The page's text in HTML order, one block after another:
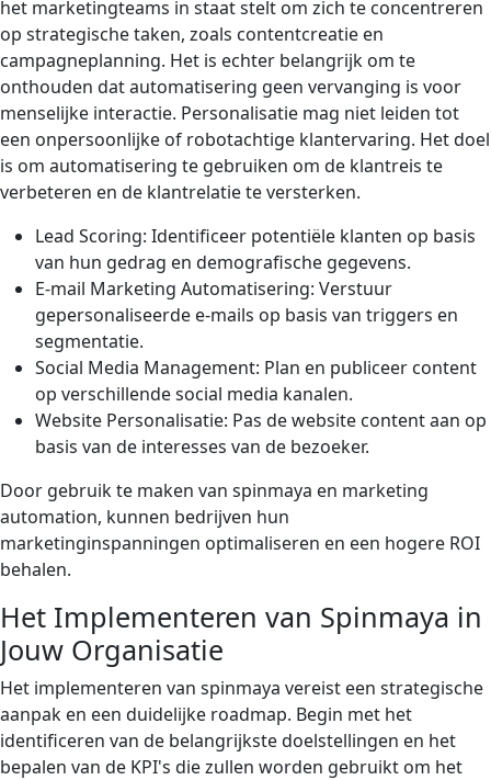
het marketingteams in staat stelt om zich te concentreren
op strategische taken, zoals contentcreatie en
campagneplanning. Het is echter belangrijk om te
onthouden dat automatisering geen vervanging is voor
menselijke interactie. Personalisatie mag niet leiden tot
een onpersoonlijke of robotachtige klantervaring. Het doel
is om automatisering te gebruiken om de klantreis te
verbeteren en de klantrelatie te versterken.
Lead Scoring: Identificeer potentiële klanten op basis
van hun gedrag en demografische gegevens.
E-mail Marketing Automatisering: Verstuur
gepersonaliseerde e-mails op basis van triggers en
segmentatie.
Social Media Management: Plan en publiceer content
op verschillende social media kanalen.
Website Personalisatie: Pas de website content aan op
basis van de interesses van de bezoeker.
Door gebruik te maken van spinmaya en marketing
automation, kunnen bedrijven hun
marketinginspanningen optimaliseren en een hogere ROI
behalen.
Het Implementeren van Spinmaya in
Jouw Organisatie
Het implementeren van spinmaya vereist een strategische
aanpak en een duidelijke roadmap. Begin met het
identificeren van de belangrijkste doelstellingen en het
bepalen van de KPI's die zullen worden gebruikt om het